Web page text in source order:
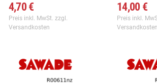
4,70 €
Preis inkl. MwSt. zzgl.
Versandkosten
14,00 €
Preis inkl.
Versandkosten